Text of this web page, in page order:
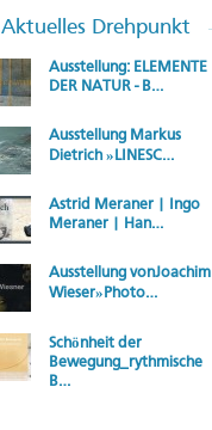
AktuellesDrehpunkt
Ausstellung: ELEMENTE
DER NATUR - B…
Ausstellung Markus
Dietrich »LINESC…
Astrid Meraner | Ingo
Meraner | Han…
Ausstellung vonJoachim
Wieser»Photo…
Schönheit der
Bewegung_rythmische
B…